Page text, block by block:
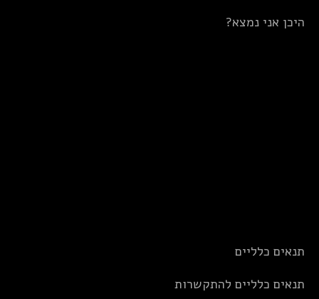
היכן אני נמצא?
תנאים כלליים
תנאים כלליים להתקשרות